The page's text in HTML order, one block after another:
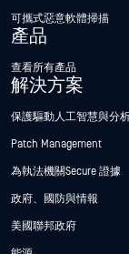
可攜式惡意軟體掃描
產品
查看所有產品
解決方案
保護驅動人工智慧與分
Patch Management
為執法機關Secure 證據
政府、國防與情報
美國聯邦政府